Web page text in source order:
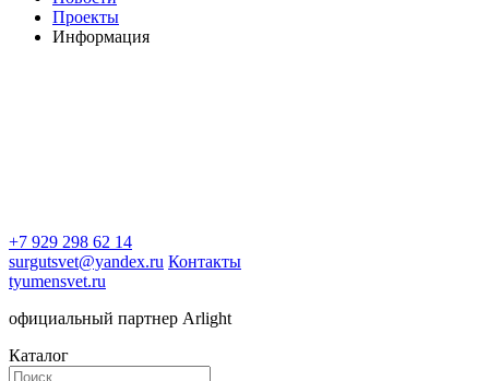
Проекты
Информация
+7 929 298 62 14
surgutsvet@yandex.ru Контакты
tyumensvet.ru
официальный партнер Arlight
Каталог